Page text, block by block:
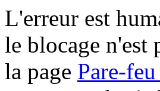
L'erreur est
le blocage n'est
la page Pare-